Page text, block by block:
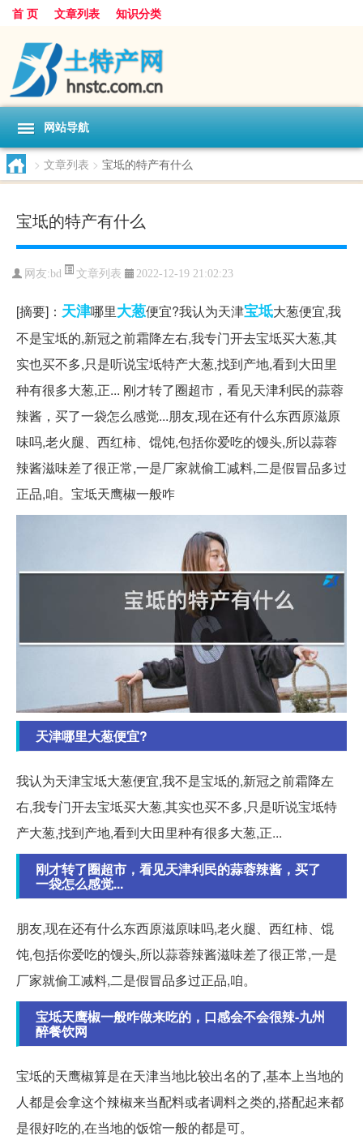
首 页 文章列表 知识分类
网站导航
> 文章列表 > 宝坻的特产有什么
宝坻的特产有什么
网友:bd 文章列表 2022-12-19 21:02:23
[摘要]： 天津哪里大葱便宜?我认为天津宝坻大葱便宜,我
不是宝坻的,新冠之前霜降左右,我专门开去宝坻买大葱,其
实也买不多,只是听说宝坻特产大葱,找到产地,看到大田里
种有很多大葱,正... 刚才转了圈超市，看见天津利民的蒜蓉
辣酱，买了一袋怎么感觉...朋友,现在还有什么东西原滋原
味吗,老火腿、西红柿、馄饨,包括你爱吃的馒头,所以蒜蓉
辣酱滋味差了很正常,一是厂家就偷工减料,二是假冒品多过
正品,咱。宝坻天鹰椒一般咋
天津哪里大葱便宜?
我认为天津宝坻大葱便宜,我不是宝坻的,新冠之前霜降左
右,我专门开去宝坻买大葱,其实也买不多,只是听说宝坻特
产大葱,找到产地,看到大田里种有很多大葱,正...
刚才转了圈超市，看见天津利民的蒜蓉辣酱，买了
一袋怎么感觉...
朋友,现在还有什么东西原滋原味吗,老火腿、西红柿、馄
饨,包括你爱吃的馒头,所以蒜蓉辣酱滋味差了很正常,一是
厂家就偷工减料,二是假冒品多过正品,咱。
宝坻天鹰椒一般咋做来吃的，口感会不会很辣-九州
醉餐饮网
宝坻的天鹰椒算是在天津当地比较出名的了,基本上当地的
人都是会拿这个辣椒来当配料或者调料之类的,搭配起来都
是很好吃的,在当地的饭馆一般的都是可。